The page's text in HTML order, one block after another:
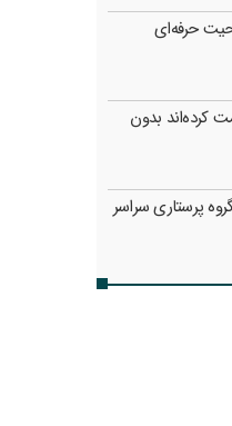
حرفه‌ای
کرد‌ه‌اند بدون
پرستاری سراسر